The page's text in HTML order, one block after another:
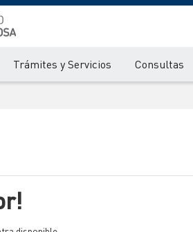
Trámites y Servicios Consultas